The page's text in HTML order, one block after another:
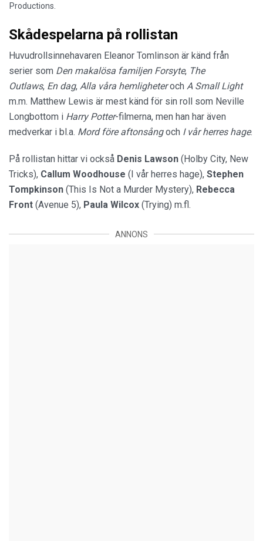
Productions.
Skådespelarna på rollistan
Huvudrollsinnehavaren Eleanor Tomlinson är känd från
serier som Den makalösa familjen Forsyte, The
Outlaws, En dag, Alla våra hemligheteroch A Small Light
m.m. Matthew Lewis är mest känd för sin roll som Neville
Longbottom i Harry Potter-filmerna, men han har även
medverkar i bl.a. Mord före aftonsångoch I vår herres hage.
På rollistan hittar vi också Denis Lawson (Holby City, New
Tricks), Callum Woodhouse (I vår herres hage), Stephen
Tompkinson (This Is Not a Murder Mystery), Rebecca
Front (Avenue 5), Paula Wilcox (Trying) m.fl.
ANNONS